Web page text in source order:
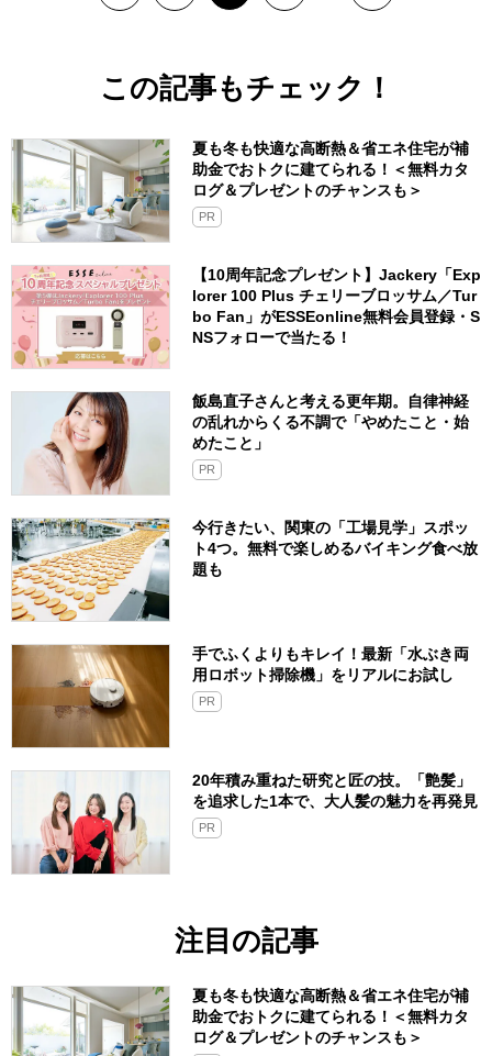
この記事もチェック！
夏も冬も快適な高断熱＆省エネ住宅が補
助金でおトクに建てられる！＜無料カタ
ログ＆プレゼントのチャンスも＞
PR
【10周年記念プレゼント】Jackery「Exp
lorer 100 Plus チェリーブロッサム／Tur
bo Fan」がESSEonline無料会員登録・S
NSフォローで当たる！
飯島直子さんと考える更年期。自律神経
の乱れからくる不調で「やめたこと・始
めたこと」
PR
今行きたい、関東の「工場見学」スポッ
ト4つ。無料で楽しめるバイキング食べ放
題も
手でふくよりもキレイ！最新「水ぶき両
用ロボット掃除機」をリアルにお試し
PR
20年積み重ねた研究と匠の技。「艶髪」
を追求した1本で、大人髪の魅力を再発見
PR
注目の記事
夏も冬も快適な高断熱＆省エネ住宅が補
助金でおトクに建てられる！＜無料カタ
ログ＆プレゼントのチャンスも＞